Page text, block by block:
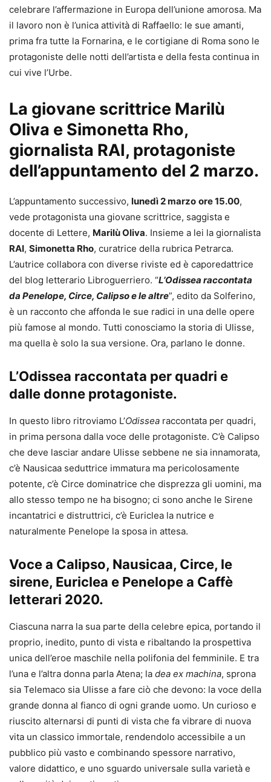
celebrare l’affermazione in Europa dell’unione amorosa. Ma
il lavoro non è l’unica attività di Raffaello: le sue amanti,
prima fra tutte la Fornarina, e le cortigiane di Roma sono le
protagoniste delle notti dell’artista e della festa continua in
cui vive l’Urbe.
La giovane scrittrice Marilù
Oliva e Simonetta Rho,
giornalista RAI, protagoniste
dell’appuntamento del 2 marzo.
L’appuntamento successivo, lunedì 2 marzo ore 15.00,
vede protagonista una giovane scrittrice, saggista e
docente di Lettere, Marilù Oliva. Insieme a lei la giornalista
RAI, Simonetta Rho, curatrice della rubrica Petrarca.
L’autrice collabora con diverse riviste ed è caporedattrice
del blog letterario Libroguerriero. “L’Odissea raccontata
da Penelope, Circe, Calipso e le altre”, edito da Solferino,
è un racconto che affonda le sue radici in una delle opere
più famose al mondo. Tutti conosciamo la storia di Ulisse,
ma quella è solo la sua versione. Ora, parlano le donne.
L’Odissea raccontata per quadri e
dalle donne protagoniste.
In questo libro ritroviamo L’Odissea raccontata per quadri,
in prima persona dalla voce delle protagoniste. C’è Calipso
che deve lasciar andare Ulisse sebbene ne sia innamorata,
c’è Nausicaa seduttrice immatura ma pericolosamente
potente, c’è Circe dominatrice che disprezza gli uomini, ma
allo stesso tempo ne ha bisogno; ci sono anche le Sirene
incantatrici e distruttrici, c’è Euriclea la nutrice e
naturalmente Penelope la sposa in attesa.
Voce a Calipso, Nausicaa, Circe, le
sirene, Euriclea e Penelope a Caffè
letterari 2020.
Ciascuna narra la sua parte della celebre epica, portando il
proprio, inedito, punto di vista e ribaltando la prospettiva
unica dell’eroe maschile nella polifonia del femminile. E tra
l’una e l’altra donna parla Atena; la dea ex machina, sprona
sia Telemaco sia Ulisse a fare ciò che devono: la voce della
grande donna al fianco di ogni grande uomo. Un curioso e
riuscito alternarsi di punti di vista che fa vibrare di nuova
vita un classico immortale, rendendolo accessibile a un
pubblico più vasto e combinando spessore narrativo,
valore didattico, e uno sguardo universale sulla varietà e